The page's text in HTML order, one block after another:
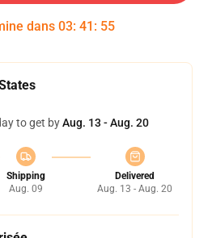
dans 03: 41 : 54
to get byAug. 13 - Aug. 20
Shipping
Aug. 09
Delivered
Aug. 13 - Aug. 20